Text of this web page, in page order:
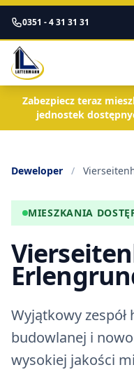
Zum Inhalt springen
0351 - 4 31 31 31
Zabezpiecz teraz
jednostek
Deweloper /
MIESZKANIA
Wyjątkowy
budowlanej i
wysokiej jakości